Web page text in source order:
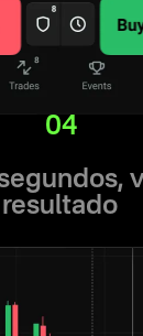
04
resultado